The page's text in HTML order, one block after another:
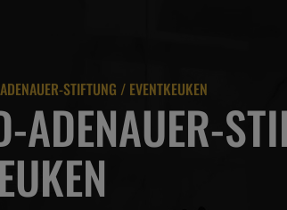
STIFTUNG / EVENTKEUKEN
ADENAUER-